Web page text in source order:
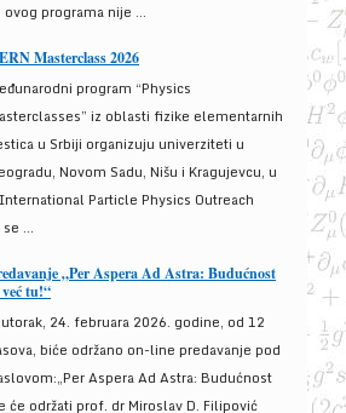
programa nije ...
Masterclass 2026
program “Physics
iz oblasti fizike elementarnih
u Srbiji organizuju univerziteti u
Novom Sadu, Nišu i Kragujevcu, u
Particle Physics Outreach
...
„Per Aspera Ad Astra: Budućnost
tu!“
utorak, 24. februara 2026. godine, od 12
biće održano on-line predavanje pod
Aspera Ad Astra: Budućnost
će održati prof. dr Miroslav D. Filipović